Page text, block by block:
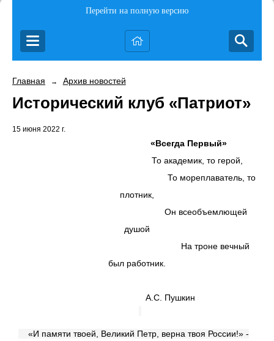
Перейти на полную версию
Главная → Архив новостей
Исторический клуб «Патриот»
15 июня 2022 г.
«Всегда Первый»
То академик, то герой,
То мореплаватель, то
плотник,
Он всеобъемлющей
душой
На троне вечный
был работник.
А.С. Пушкин
«И памяти твоей, Великий Петр, верна твоя России!» -